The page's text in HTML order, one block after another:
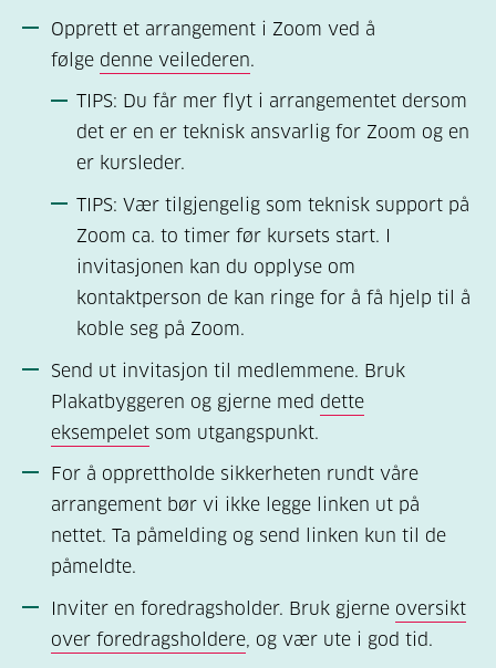
Opprett et arrangement i Zoom ved å
følge denne veilederen.
TIPS: Du får mer flyt i arrangementet dersom
det er en er teknisk ansvarlig for Zoom og en
er kursleder.
TIPS: Vær tilgjengelig som teknisk support på
Zoom ca. to timer før kursets start. I
invitasjonen kan du opplyse om
kontaktperson de kan ringe for å få hjelp til å
koble seg på Zoom.
Send ut invitasjon til medlemmene. Bruk
Plakatbyggeren og gjerne med dette
eksempelet som utgangspunkt.
For å opprettholde sikkerheten rundt våre
arrangement bør vi ikke legge linken ut på
nettet. Ta påmelding og send linken kun til de
påmeldte.
Inviter en foredragsholder. Bruk gjerne oversikt
over foredragsholdere , og vær ute i god tid.